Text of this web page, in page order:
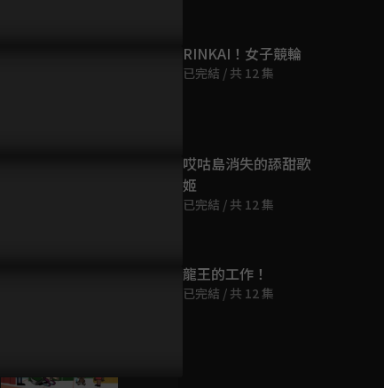
RINKAI！女子競輪
已完結 / 共 12 集
哎咕島消失的舔甜歌
姬
已完結 / 共 12 集
龍王的工作！
已完結 / 共 12 集